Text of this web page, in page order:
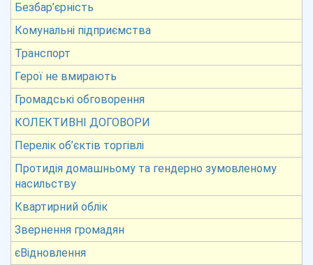
Безбар’єрність
Комунальні підприємства
Транспорт
Герої не вмирають
Громадські обговорення
КОЛЕКТИВНІ ДОГОВОРИ
Перелік об’єктів торгівлі
Протидія домашньому та гендерно зумовленому
насильству
Квартирний облік
Звернення громадян
єВідновлення